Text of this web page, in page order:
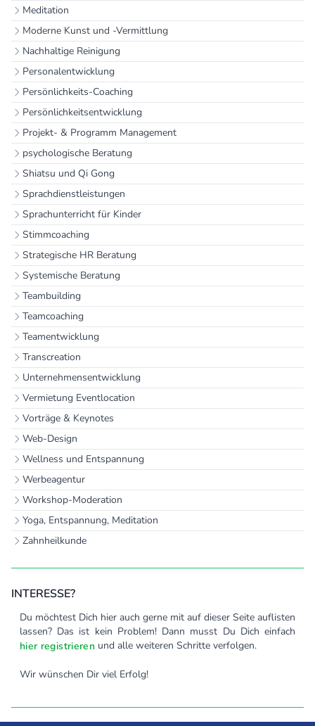
Meditation
Moderne Kunst und -Vermittlung
Nachhaltige Reinigung
Personalentwicklung
Persönlichkeits-Coaching
Persönlichkeitsentwicklung
Projekt- & Programm Management
psychologische Beratung
Shiatsu und Qi Gong
Sprachdienstleistungen
Sprachunterricht für Kinder
Stimmcoaching
Strategische HR Beratung
Systemische Beratung
Teambuilding
Teamcoaching
Teamentwicklung
Transcreation
Unternehmensentwicklung
Vermietung Eventlocation
Vorträge & Keynotes
Web-Design
Wellness und Entspannung
Werbeagentur
Workshop-Moderation
Yoga, Entspannung, Meditation
Zahnheilkunde
INTERESSE?
Du möchtest Dich hier auch gerne mit auf dieser Seite auflisten
lassen? Das ist kein Problem! Dann musst Du Dich einfach
hier registrierenund alle weiteren Schritte verfolgen.
Wir wünschen Dir viel Erfolg!